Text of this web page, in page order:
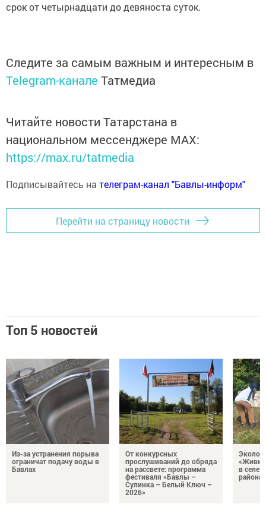
срок от четырнадцати до девяноста суток.
Следите за самым важным и интересным в
Telegram-канале Татмедиа
Читайте новости Татарстана в
национальном мессенджере MАХ:
https://max.ru/tatmedia
Подписывайтесь на телеграм-канал "Бавлы-информ"
Перейти на страницу новости
Топ 5 новостей
Из-за устранения порыва
ограничат подачу воды в
Бавлах
От конкурсных
прослушиваний до обряда
на рассвете: программа
фестиваля «Бавлы –
Сулинка – Белый Ключ –
2026»
«Живи,
в селе
района